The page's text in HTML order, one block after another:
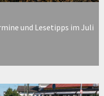
und Lesetipps im Juli